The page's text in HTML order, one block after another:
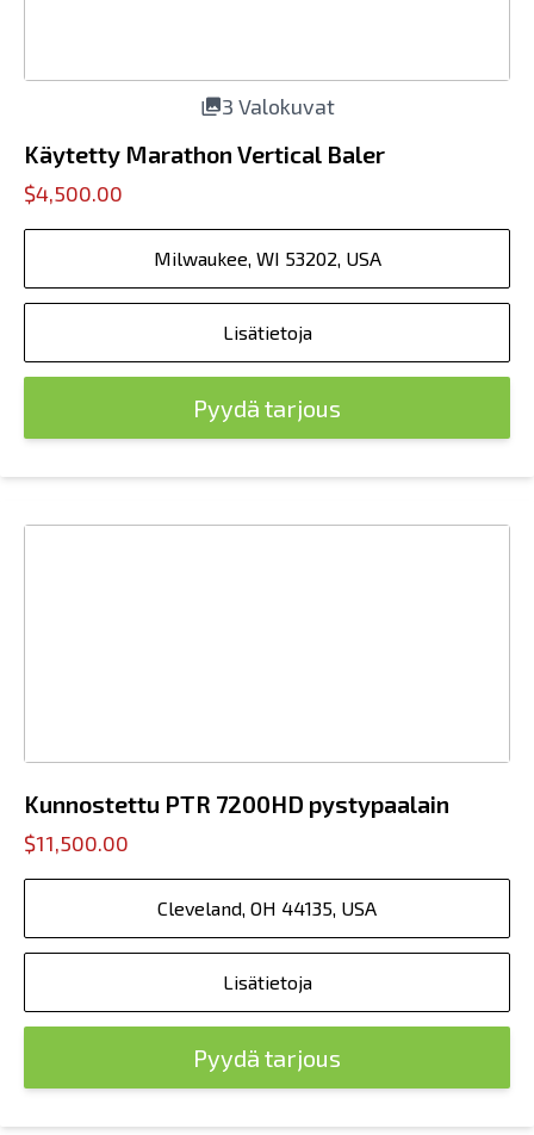
3 Valokuvat
Käytetty Marathon Vertical Baler
$4,500.00
Milwaukee, WI 53202, USA
Lisätietoja
Pyydä tarjous
Kunnostettu PTR 7200HD pystypaalain
$11,500.00
Cleveland, OH 44135, USA
Lisätietoja
Pyydä tarjous